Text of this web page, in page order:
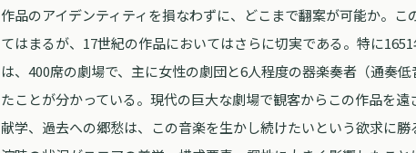
作品のアイデンティティを損なわずに、どこまで翻案が可能か。
てはまるが、17世紀の作品においてはさらに切実である。特に
は、400席の劇場で、主に女性の劇団と6人程度の器楽奏者（通奏
たことが分かっている。現代の巨大な劇場で観客からこの作品を
献学、過去への郷愁は、この音楽を生かし続けたいという欲求に